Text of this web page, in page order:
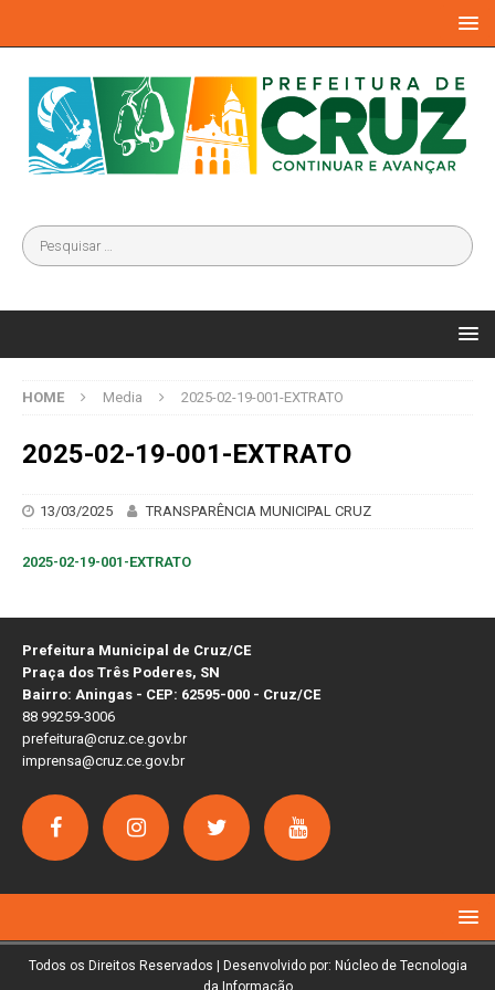
HOME Media 2025-02-19-001-EXTRATO
2025-02-19-001-EXTRATO
13/03/2025 TRANSPARÊNCIA MUNICIPAL CRUZ
2025-02-19-001-EXTRATO
Prefeitura Municipal de Cruz/CE
Praça dos Três Poderes, SN
Bairro: Aningas - CEP: 62595-000 - Cruz/CE
88 99259-3006
prefeitura@cruz.ce.gov.br
imprensa@cruz.ce.gov.br
Todos os Direitos Reservados | Desenvolvido por: Núcleo de Tecnologia
da Informação